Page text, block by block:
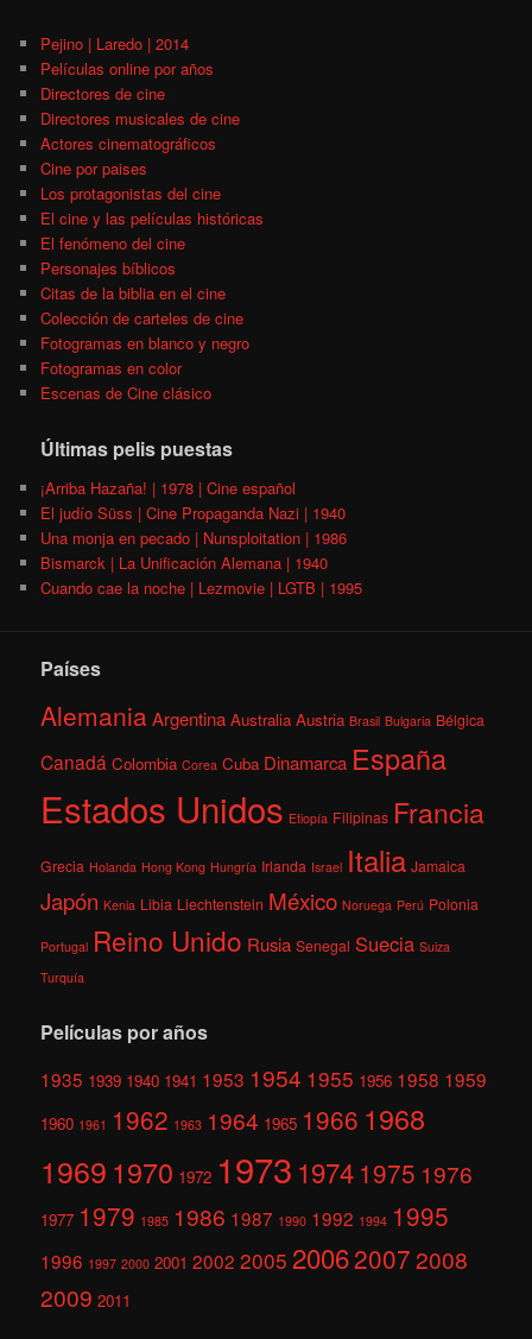
Pejino | Laredo | 2014
Películas online por años
Directores de cine
Directores musicales de cine
Actores cinematográficos
Cine por paises
Los protagonistas del cine
El cine y las películas históricas
El fenómeno del cine
Personajes bíblicos
Citas de la biblia en el cine
Colección de carteles de cine
Fotogramas en blanco y negro
Fotogramas en color
Escenas de Cine clásico
Últimas pelis puestas
¡Arriba Hazaña! | 1978 | Cine español
El judío Süss | Cine Propaganda Nazi | 1940
Una monja en pecado | Nunsploitation | 1986
Bismarck | La Unificación Alemana | 1940
Cuando cae la noche | Lezmovie | LGTB | 1995
Países
AlemaniaArgentina Australia Austria Brasil Bulgaria Bélgica
Canadá Colombia Corea Cuba Dinamarca España
Estados Unidos Etiopía Filipinas Francia
Grecia Holanda Hong Kong Hungría Irlanda Israel Italia Jamaica
Japón Kenia Libia Liechtenstein México Noruega Perú Polonia
Portugal Reino Unido Rusia Senegal Suecia Suiza
Turquía
Películas por años
1935 1939 1940 1941 1953 1954 1955 1956 1958 1959
1960 1961 1962 1963 1964 1965 1966 1968
1969 1970 1972 1973 1974 1975 1976
1977 1979 1985 1986 1987 1990 1992 1994 1995
1996 1997 2000 2001 2002 2005 200620072008
2009 2011